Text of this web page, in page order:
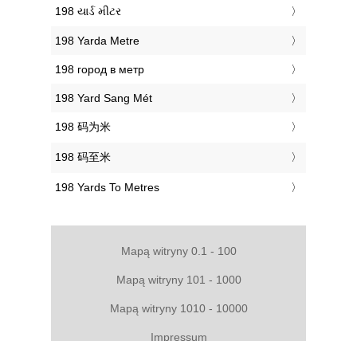
‎198 યાર્ડ મીટર
‎198 Yarda Metre
‎198 город в метр
‎198 Yard Sang Mét
‎198 码为米
‎198 码至米
‎198 Yards To Metres
Mapą witryny 0.1 - 100
Mapą witryny 101 - 1000
Mapą witryny 1010 - 10000
Impressum